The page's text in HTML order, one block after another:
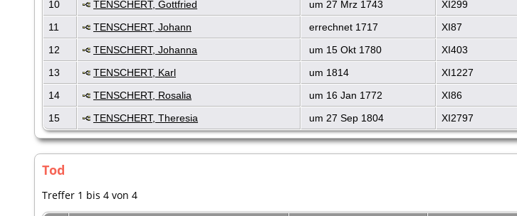
10
TENSCHERT, Gottfried um 27 Mrz 1743 XI299
11
TENSCHERT, Johann errechnet 1717 XI87
12
TENSCHERT, Johanna um 15 Okt 1780 XI403
13
TENSCHERT, Karl um 1814 XI1227
14
TENSCHERT, Rosalia um 16 Jan 1772 XI86
15
TENSCHERT, Theresia um 27 Sep 1804 XI2797
Tod
Treffer 1 bis 4 von 4